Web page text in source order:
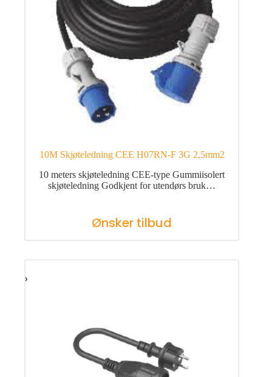
10M Skjøteledning CEE H07RN-F 3G 2,5mm2
10 meters skjøteledning CEE-type Gummiisolert
skjøteledning Godkjent for utendørs bruk…
Ønsker tilbud